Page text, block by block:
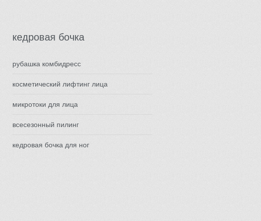
кедровая бочка
рубашка комбидресс
косметический лифтинг лица
микротоки для лица
всесезонный пилинг
кедровая бочка для ног